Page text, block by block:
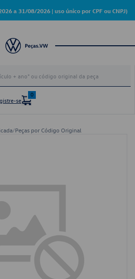
a 31/08/2026 | uso único por CPF ou CNPJ)
se
0
/Peças por Código Original